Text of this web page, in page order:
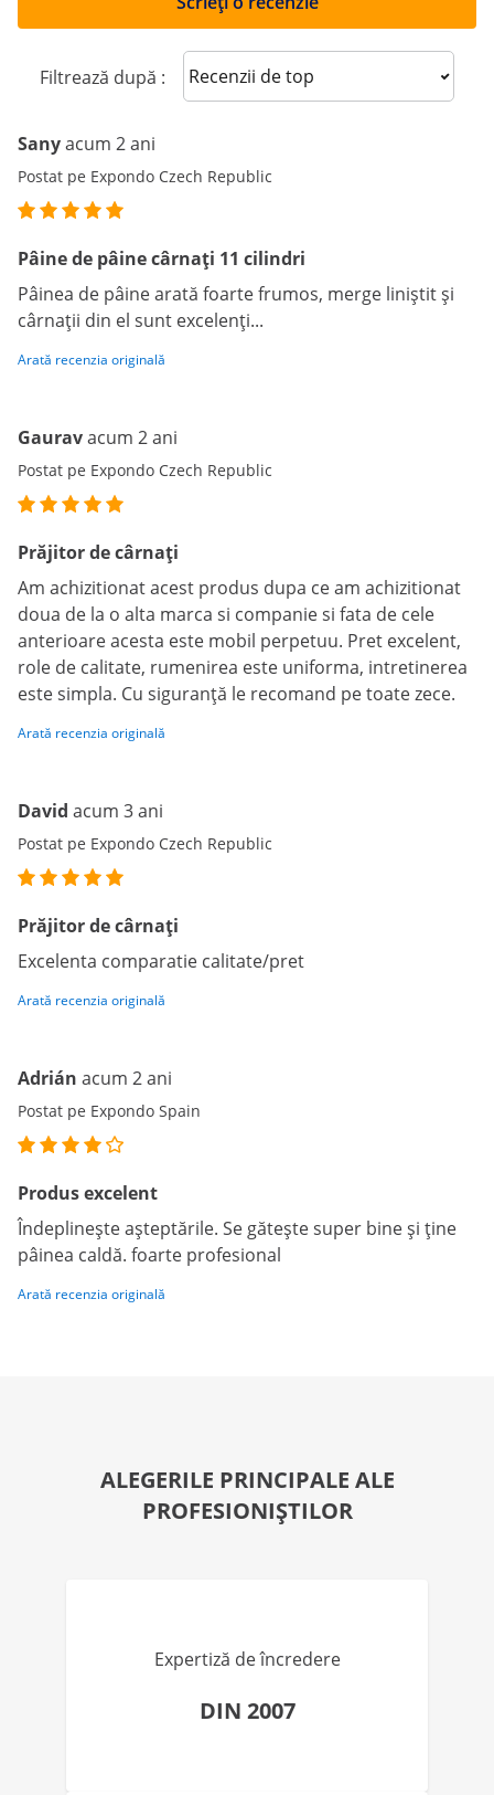
Filtrează după : Sort reviews
Sanyacum 2 ani
Postat pe Expondo Czech Republic
Pâine de pâine cârnați 11 cilindri
Pâinea de pâine arată foarte frumos, merge liniștit și
cârnații din el sunt excelenți...
Arată recenzia originală
Gauravacum 2 ani
Postat pe Expondo Czech Republic
Prăjitor de cârnați
Am achizitionat acest produs dupa ce am achizitionat
doua de la o alta marca si companie si fata de cele
anterioare acesta este mobil perpetuu. Pret excelent,
role de calitate, rumenirea este uniforma, intretinerea
este simpla. Cu siguranță le recomand pe toate zece.
Arată recenzia originală
David acum 3 ani
Postat pe Expondo Czech Republic
Prăjitor de cârnați
Excelenta comparatie calitate/pret
Arată recenzia originală
Adrián acum 2 ani
Postat pe Expondo Spain
Produs excelent
Îndeplinește așteptările. Se gătește super bine și ține
pâinea caldă. foarte profesional
Arată recenzia originală
ALEGERILE PRINCIPALE ALE
PROFESIONIȘTILOR
Expertiză de încredere
DIN 2007